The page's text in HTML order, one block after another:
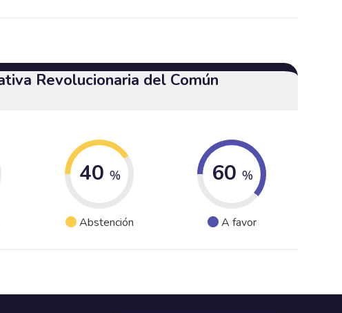
Revolucionaria del Común
40 %
Abstención
60 %
A favor